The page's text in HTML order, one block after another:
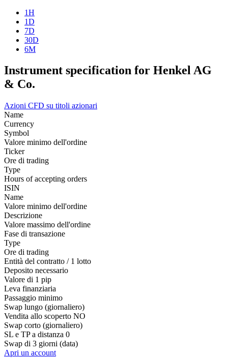
1H
1D
7D
30D
6M
Instrument specification for Henkel AG
& Co.
Azioni CFD su titoli azionari
Name
Currency
Symbol
Valore minimo dell'ordine
Ticker
Ore di trading
Type
Hours of accepting orders
ISIN
Name
Valore minimo dell'ordine
Descrizione
Valore massimo dell'ordine
Fase di transazione
Type
Ore di trading
Entità del contratto / 1 lotto
Deposito necessario
Valore di 1 pip
Leva finanziaria
Passaggio minimo
Swap lungo (giornaliero)
Vendita allo scoperto NO
Swap corto (giornaliero)
SL e TP a distanza 0
Swap di 3 giorni (data)
Apri un account